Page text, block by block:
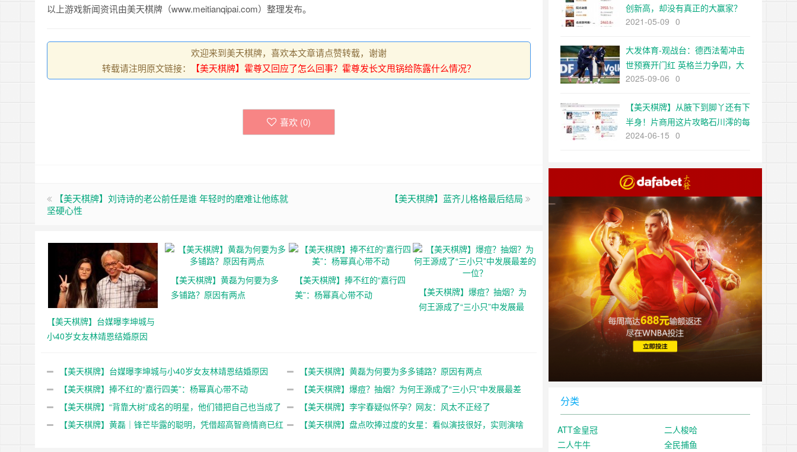
以上游戏新闻资讯由美天棋牌（www.meitianqipai.com）整理发布。
欢迎来到美天棋牌，喜欢本文章请点赞转载，谢谢
转载请注明原文链接：
【美天棋牌】霍尊又回应了怎么回事？霍尊发长文甩锅给陈露什么情况？
喜欢 (0)
【美天棋牌】刘诗诗的老公前任是谁 年轻时的磨难让他练就
坚硬心性
【美天棋牌】蓝齐儿格格最后结局
【美天棋牌】台媒曝李坤城与
小40岁女友林靖恩结婚原因
【美天棋牌】黄磊为何要为多
多铺路？原因有两点
【美天棋牌】捧不红的“嘉行四
美”：杨幂真心带不动
【美天棋牌】爆痘？抽烟？为
何王源成了“三小只”中发展最
【美天棋牌】台媒曝李坤城与小40岁女友林靖恩结婚原因
【美天棋牌】黄磊为何要为多多铺路？原因有两点
【美天棋牌】捧不红的“嘉行四美”：杨幂真心带不动
【美天棋牌】爆痘？抽烟？为何王源成了“三小只”中发展最差
的一位？
【美天棋牌】“背靠大树”成名的明星，他们错把自己也当成了
大树
【美天棋牌】李宇春疑似怀孕？网友：风太不正经了
【美天棋牌】黄磊｜锋芒毕露的聪明，凭借超高智商情商已红
【美天棋牌】盘点吹捧过度的女星：看似演技很好，实则演啥
创新高，却没有真正的大赢家？
2021-05-09 0
大发体育-观战台：德西法葡冲击
世预赛开门红 英格兰力争四，大
发助力你的致富之路！【EV扑克
2025-09-06 0
【美天棋牌】从腋下到脚丫还有下
半身！片商用这片攻略石川澪的每
一吋肌肤！
2024-06-15 0
分类
ATT金皇冠
二人梭哈
二人牛牛
全民捕鱼